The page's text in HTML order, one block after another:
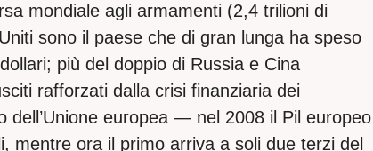
mondiale agli armamenti (2,4 trilioni di
sono il paese che di gran lunga ha speso
più del doppio di Russia e Cina
rafforzati dalla crisi finanziaria dei
dell’Unione europea — nel 2008 il Pil europeo
mentre ora il primo arriva a soli due terzi del